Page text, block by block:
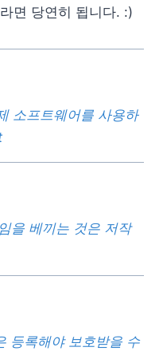
면 당연히 됩니다. :)
소프트웨어를 사용하
을 베끼는 것은 저작
등록해야 보호받을 수